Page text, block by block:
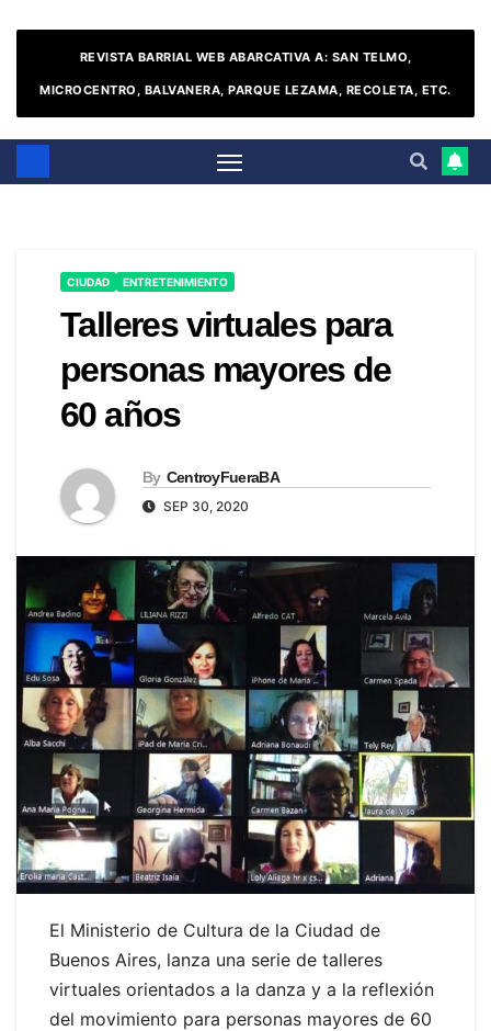
REVISTA BARRIAL WEB ABARCATIVA A: SAN TELMO,
MICROCENTRO, BALVANERA, PARQUE LEZAMA, RECOLETA, ETC.
CIUDAD ENTRETENIMIENTO
Talleres virtuales para
personas mayores de
60 años
By CentroyFueraBA
SEP 30, 2020
El Ministerio de Cultura de la Ciudad de
Buenos Aires, lanza una serie de talleres
virtuales orientados a la danza y a la reflexión
del movimiento para personas mayores de 60